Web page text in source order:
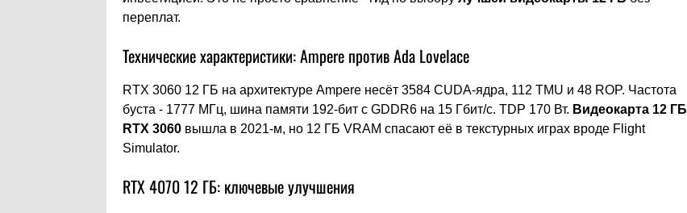
переплат.
Технические характеристики: Ampere против Ada Lovelace
RTX 3060 12 ГБ на архитектуре Ampere несёт 3584 CUDA-ядра, 112 TMU и 48 ROP. Частота
буста - 1777 МГц, шина памяти 192-бит с GDDR6 на 15 Гбит/с. TDP 170 Вт. Видеокарта 12 ГБ
RTX 3060 вышла в 2021-м, но 12 ГБ VRAM спасают её в текстурных играх вроде Flight
Simulator.
RTX 4070 12 ГБ: ключевые улучшения